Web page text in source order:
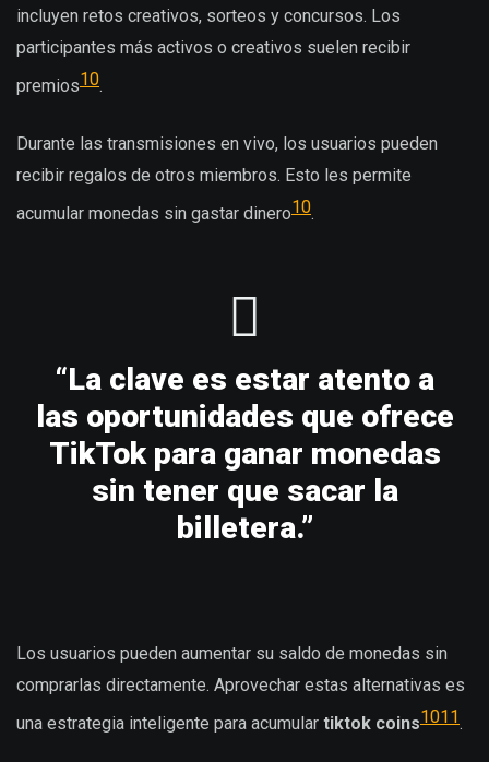
incluyen retos creativos, sorteos y concursos. Los
participantes más activos o creativos suelen recibir
premios10.
Durante las transmisiones en vivo, los usuarios pueden
recibir regalos de otros miembros. Esto les permite
acumular monedas sin gastar dinero10.
“La clave es estar atento a
las oportunidades que ofrece
TikTok para ganar monedas
sin tener que sacar la
billetera.”
Los usuarios pueden aumentar su saldo de monedas sin
comprarlas directamente. Aprovechar estas alternativas es
una estrategia inteligente para acumular tiktok coins1011.